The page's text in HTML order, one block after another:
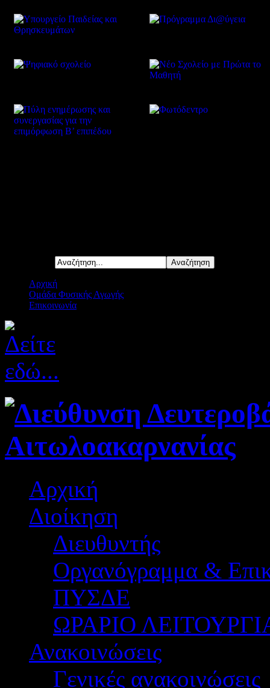
Αρχική
Ομάδα Φυσικής Αγωγής
Επικοινωνία
Αρχική
Διοίκηση
Διευθυντής
Οργανόγραμμα &
ΠΥΣΔΕ
ΩΡΑΡΙΟ
Ανακοινώσεις
Γενικές ανακοινώσεις